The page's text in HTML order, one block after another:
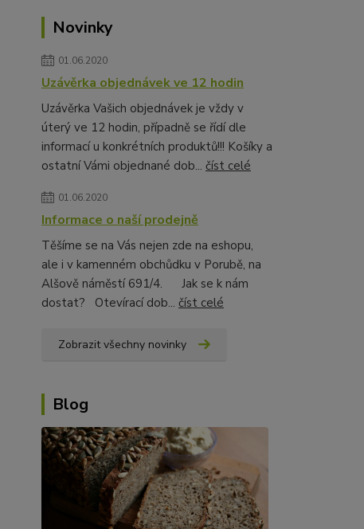
Novinky
01.06.2020
Uzávěrka objednávek ve 12 hodin
Uzávěrka Vašich objednávek je vždy v
úterý ve 12 hodin, případně se řídí dle
informací u konkrétních produktů!!! Košíky a
ostatní Vámi objednané dob... číst celé
01.06.2020
Informace o naší prodejně
Těšíme se na Vás nejen zde na eshopu,
ale i v kamenném obchůdku v Porubě, na
Alšově náměstí 691/4. Jak se k nám
dostat? Otevírací dob... číst celé
Zobrazit všechny novinky
Blog